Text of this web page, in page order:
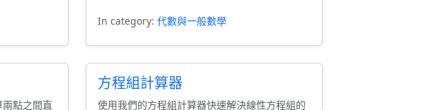
In category:代數與一般數學
點之間直
方程組計算器
使用我們的方程組計算器快速解決線性方程組的